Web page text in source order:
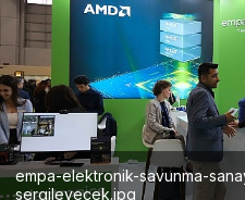
empa-elektronik-savunma-
sergileyecek.jpg